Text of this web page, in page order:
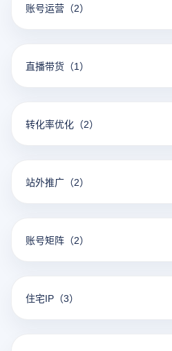
账号运营 （2）
直播带货 （1）
转化率优化 （2）
站外推广 （2）
账号矩阵 （2）
住宅IP （3）